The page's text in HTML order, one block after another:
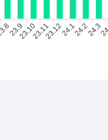
23.923.1023.1123.1224.124.224.3